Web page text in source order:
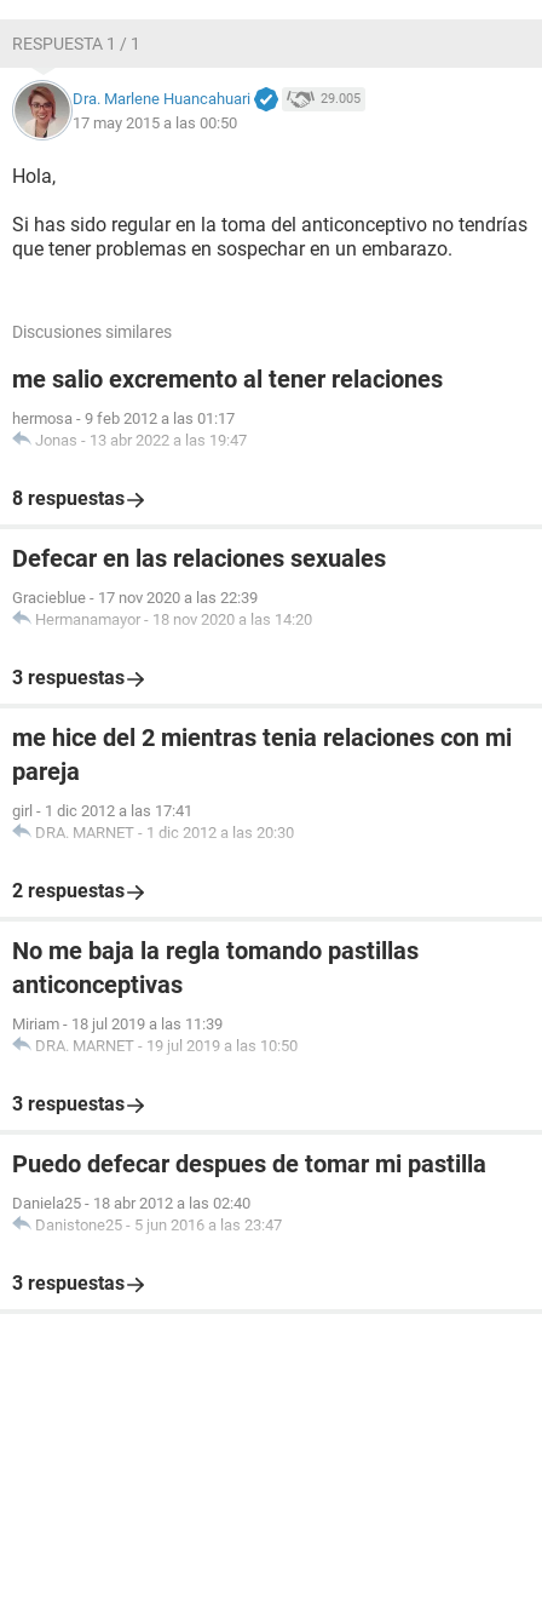
RESPUESTA 1 / 1
Dra. Marlene Huancahuari 29.005
17 may 2015 a las 00:50
Hola,
Si has sido regular en la toma del anticonceptivo no tendrías
que tener problemas en sospechar en un embarazo.
Discusiones similares
me salio excremento al tener relaciones
hermosa - 9 feb 2012 a las 01:17
Jonas - 13 abr 2022 a las 19:47
8 respuestas
Defecar en las relaciones sexuales
Gracieblue - 17 nov 2020 a las 22:39
Hermanamayor - 18 nov 2020 a las 14:20
3 respuestas
me hice del 2 mientras tenia relaciones con mi
pareja
girl - 1 dic 2012 a las 17:41
DRA. MARNET - 1 dic 2012 a las 20:30
2 respuestas
No me baja la regla tomando pastillas
anticonceptivas
Miriam - 18 jul 2019 a las 11:39
DRA. MARNET - 19 jul 2019 a las 10:50
3 respuestas
Puedo defecar despues de tomar mi pastilla
Daniela25 - 18 abr 2012 a las 02:40
Danistone25 - 5 jun 2016 a las 23:47
3 respuestas